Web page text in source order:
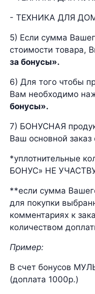
- ТЕХНИКА ДЛЯ
5) Если сумма
стоимости товара,
за бонусы».
6) Для того чтобы
Вам необходимо
бонусы».
7) БОНУСНАЯ
Ваш основной
*уплотнительные
БОНУС» НЕ
**если сумма
для покупки
комментариях к
количеством
Пример:
В счет бонусов
(доплата 1000р.)